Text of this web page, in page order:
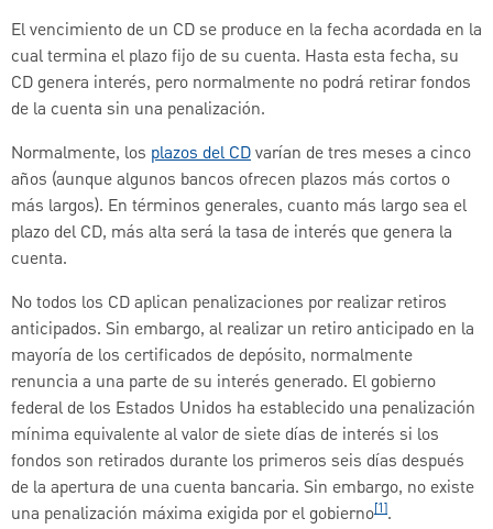
El vencimiento de un CD se produce en la fecha acordada en la
cual termina el plazo fijo de su cuenta. Hasta esta fecha, su
CD genera interés, pero normalmente no podrá retirar fondos
de la cuenta sin una penalización.
Normalmente, los plazos del CDvarían de tres meses a cinco
años (aunque algunos bancos ofrecen plazos más cortos o
más largos). En términos generales, cuanto más largo sea el
plazo del CD, más alta será la tasa de interés que genera la
cuenta.
No todos los CD aplican penalizaciones por realizar retiros
anticipados. Sin embargo, al realizar un retiro anticipado en la
mayoría de los certificados de depósito, normalmente
renuncia a una parte de su interés generado. El gobierno
federal de los Estados Unidos ha establecido una penalización
mínima equivalente al valor de siete días de interés si los
fondos son retirados durante los primeros seis días después
de la apertura de una cuenta bancaria. Sin embargo, no existe
una penalización máxima exigida por el gobierno[1].